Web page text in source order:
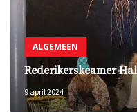
ALGEMEEN
Rederikerskeamer
9 april 2024